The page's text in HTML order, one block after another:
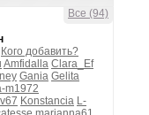
Все (94)
Кого добавить?
Amfidalla Clara_Ef
Gania Gelita
m1972
Konstancia L-